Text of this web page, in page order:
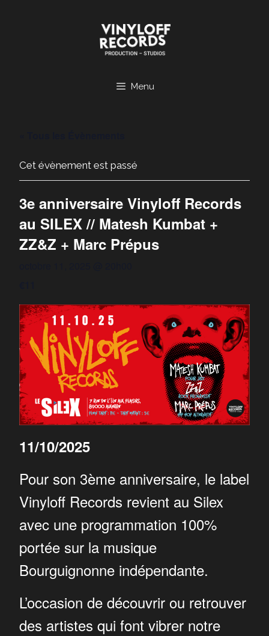
Menu
Cet évènement est passé
3e anniversaire Vinyloff Records
au SILEX // Matesh Kumbat +
ZZ&Z + Marc Prépus
11/10/2025
Pour son 3ème anniversaire, le label
Vinyloff Records revient au Silex
avec une programmation 100%
portée sur la musique
Bourguignonne indépendante.
L’occasion de découvrir ou retrouver
des artistes qui font vibrer notre